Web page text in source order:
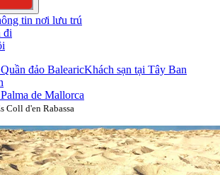
tin nơi lưu trú
đi
đảo BalearicKhách sạn tại Tây Ban
de Mallorca
Coll d'en Rabassa